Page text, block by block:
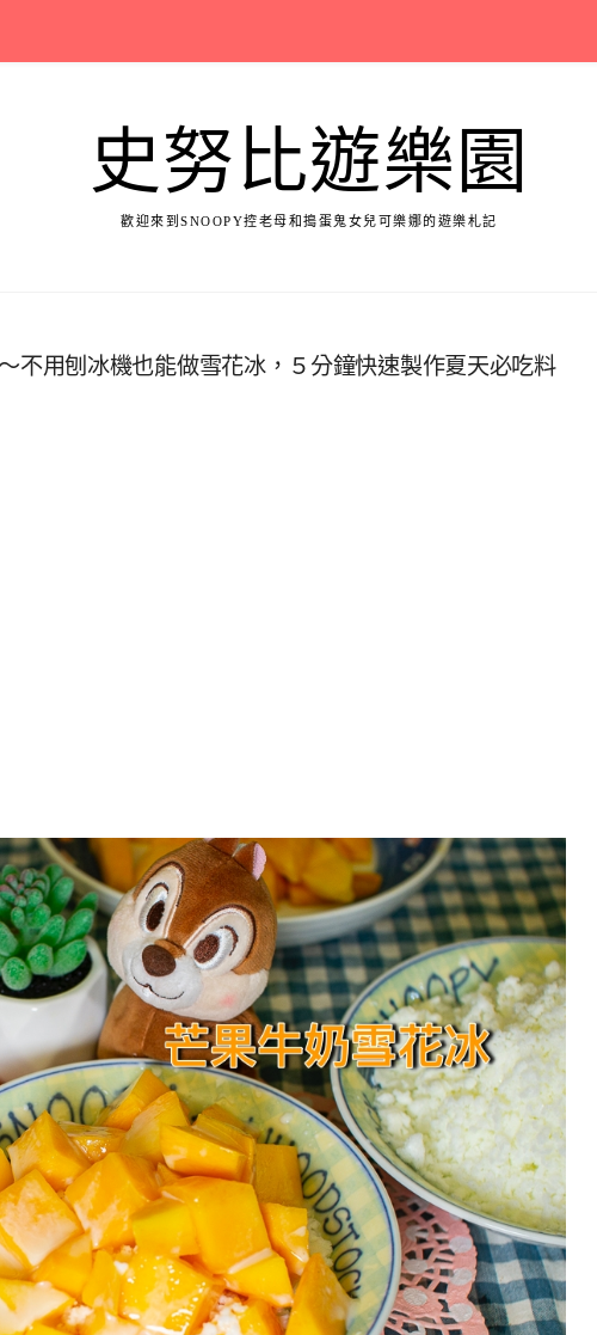
史努比遊樂園
歡迎來到SNOOPY控老母和搗蛋鬼女兒可樂娜的遊樂札記
不用刨冰機也能做雪花冰，５分鐘快速製作夏天必吃料